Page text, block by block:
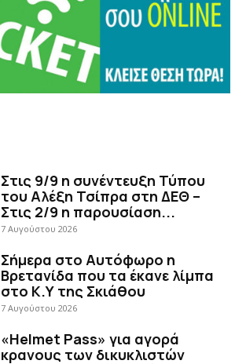
Στις 9/9 η συνέντευξη Τύπου
του Αλέξη Τσίπρα στη ΔΕΘ –
Στις 2/9 η παρουσίαση...
7 Αυγούστου 2026
Σήμερα στο Αυτόφωρο η
Βρετανίδα που τα έκανε λίμπα
στο Κ.Υ της Σκιάθου
7 Αυγούστου 2026
«Helmet Pass» για αγορά
κρανους των δικυκλιστών